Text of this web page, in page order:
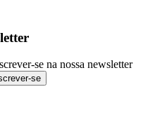
se na nossa newsletter
se